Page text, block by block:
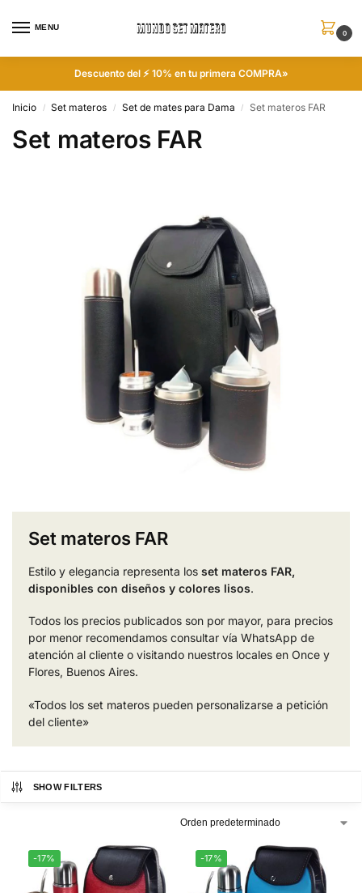
MENU
0
Descuento del ⚡ 10% en tu primera COMPRA»
Inicio / Set materos / Set de mates para Dama / Set materos FAR
Set materos FAR
Set materos FAR
Estilo y elegancia representa los set materos FAR,
disponibles con diseños y colores lisos.
Todos los precios publicados son por mayor, para precios
por menor recomendamos consultar vía WhatsApp de
atención al cliente o visitando nuestros locales en Once y
Flores, Buenos Aires.
«Todos los set materos pueden personalizarse a petición
del cliente»
SHOW FILTERS
-17% -17%